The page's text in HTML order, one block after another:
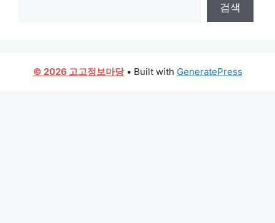
검색
© 2026 고고정보마당• Built with GeneratePress